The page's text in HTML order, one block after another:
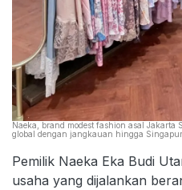
Naeka, brand modest fashion asal Jakarta
global dengan jangkauan hingga
Pemilik Naeka Eka Budi
usaha yang dijalankan